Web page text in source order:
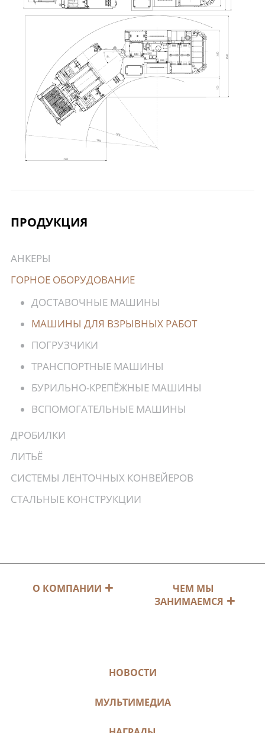
ПРОДУКЦИЯ
АНКЕРЫ
ГОРНОЕ ОБОРУДОВАНИЕ
ДОСТАВОЧНЫЕ МАШИНЫ
МАШИНЫ ДЛЯ ВЗРЫВНЫХ РАБОТ
ПОГРУЗЧИКИ
ТРАНСПОРТНЫЕ МАШИНЫ
БУРИЛЬНО-КРЕПЁЖНЫЕ МАШИНЫ
ВСПОМОГАТЕЛЬНЫЕ МАШИНЫ
ДРОБИЛКИ
ЛИТЬЁ
СИСТЕМЫ ЛЕНТОЧНЫХ КОНВЕЙЕРОВ
СТАЛЬНЫЕ КОНСТРУКЦИИ
О КОМПАНИИ
ЧЕМ МЫ
ЗАНИМАЕМСЯ
НОВОСТИ
МУЛЬТИМЕДИА